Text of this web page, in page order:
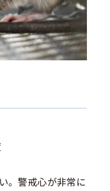
。警戒心が非常に